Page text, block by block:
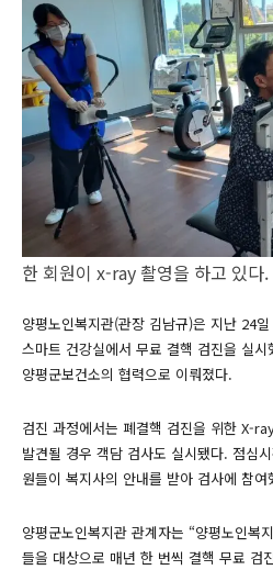
한 회원이 x-ray 촬영을 하고 있다
양평노인복지관(관장 김남규)은 지난 24
스마트 건강실에서 무료 결핵 검진을 실
양평군보건소의 협력으로 이뤄졌다.
검진 과정에서는 폐결핵 검진을 위한 X-
발견될 경우 객담 검사도 실시됐다. 점심
원들이 복지사의 안내를 받아 검사에 참여
양평군노인복지관 관계자는 “양평노인복
들을 대상으로 매년 한 번씩 결핵 무료 검